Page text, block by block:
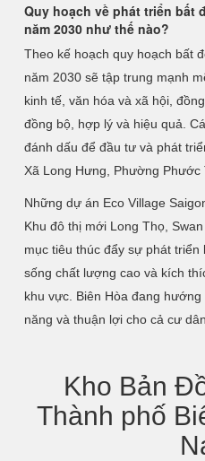
Quy hoạch về phát triển bất
năm 2030 như thế nào?
Theo kế hoạch quy hoạch bất
năm 2030 sẽ tập trung mạnh
kinh tế, văn hóa và xã hội,
đồng bộ, hợp lý và hiệu quả.
đánh dấu để đầu tư và phát
Xã Long Hưng, Phường Phước
Những dự án Eco Village
Khu đô thị mới Long Thọ,
mục tiêu thúc đẩy sự phát
sống chất lượng cao và kích
khu vực. Biên Hòa đang
năng và thuận lợi cho cả cư
Kho Bản
Thành phố